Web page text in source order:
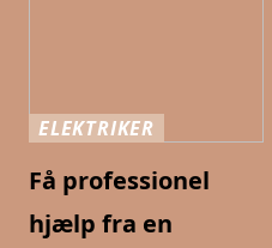
ELEKTRIKER
Få professionel
hjælp fra en